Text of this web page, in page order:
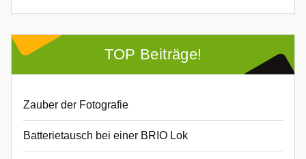
TOP Beiträge!
Zauber der Fotografie
Batterietausch bei einer BRIO Lok